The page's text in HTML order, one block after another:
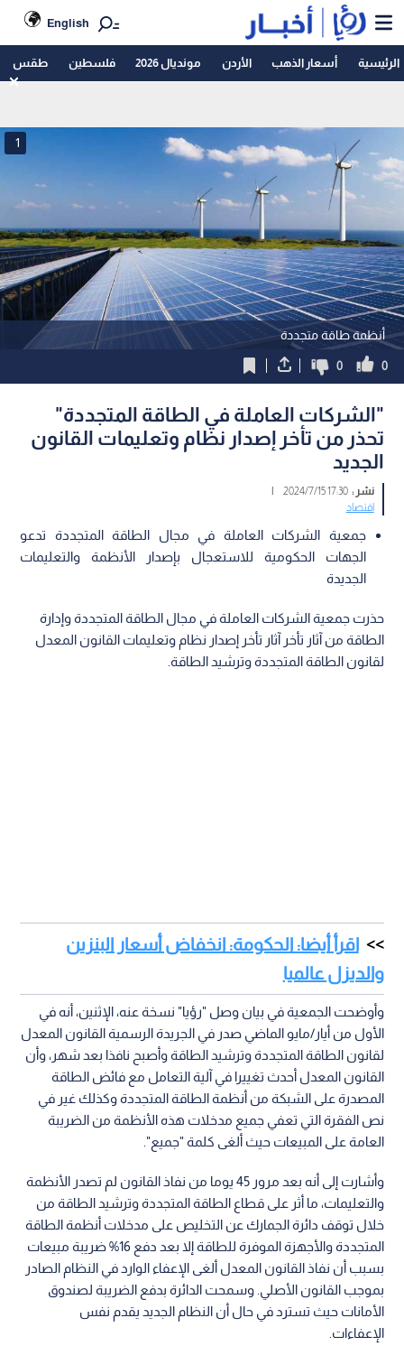
English
الرئيسية أسعار الذهب الأردن مونديال 2026 فلسطين طقس
أنظمة طاقة متجددة
1
0
0
"الشركات العاملة في الطاقة المتجددة"
تحذر من تأخر إصدار نظام وتعليمات القانون
الجديد
نشر :17:30 2024/7/15
|
اقتصاد
جمعية الشركات العاملة في مجال الطاقة المتجددة تدعو
الجهات الحكومية للاستعجال بإصدار الأنظمة والتعليمات
الجديدة
حذرت جمعية الشركات العاملة في مجال الطاقة المتجددة وإدارة
الطاقة من آثار تأخر آثار تأخر إصدار نظام وتعليمات القانون المعدل
لقانون الطاقة المتجددة وترشيد الطاقة.
اقرأ أيضا: الحكومة: انخفاض أسعار البنزين
والديزل عالميا
وأوضحت الجمعية في بيان وصل "رؤيا" نسخة عنه، الإثنين، أنه في
الأول من أيار/مايو الماضي صدر في الجريدة الرسمية القانون المعدل
لقانون الطاقة المتجددة وترشيد الطاقة وأصبح نافذا بعد شهر، وأن
القانون المعدل أحدث تغييرا في آلية التعامل مع فائض الطاقة
المصدرة على الشبكة من أنظمة الطاقة المتجددة وكذلك غير في
نص الفقرة التي تعفي جميع مدخلات هذه الأنظمة من الضريبة
العامة على المبيعات حيث ألغى كلمة "جميع".
وأشارت إلى أنه بعد مرور 45 يوما من نفاذ القانون لم تصدر الأنظمة
والتعليمات، ما أثر على قطاع الطاقة المتجددة وترشيد الطاقة من
خلال توقف دائرة الجمارك عن التخليص على مدخلات أنظمة الطاقة
المتجددة والأجهزة الموفرة للطاقة إلا بعد دفع 16% ضريبة مبيعات
بسبب أن نفاذ القانون المعدل ألغى الإعفاء الوارد في النظام الصادر
بموجب القانون الأصلي. وسمحت الدائرة بدفع الضريبة لصندوق
الأمانات حيث تسترد في حال أن النظام الجديد يقدم نفس
الإعفاءات.